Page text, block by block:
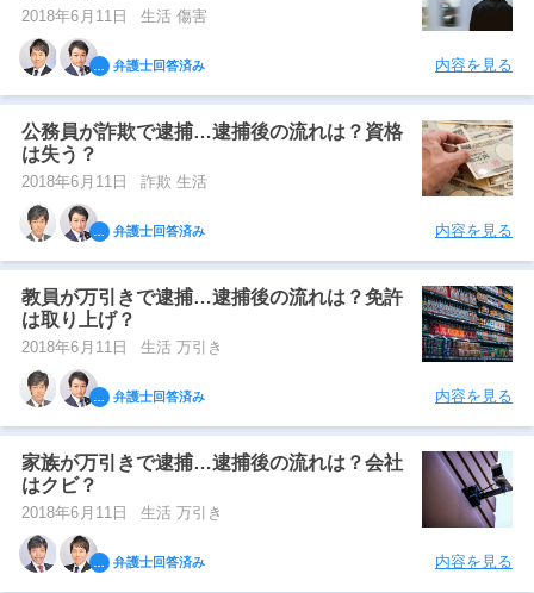
弁護士紹介
弁護士費用
アクセス
解決実績
ご依頼者からのお手紙
無料相談の口コミ評判
2018年6月11日 生活 傷害
弁護士回答済み 内容を見る
公務員が詐欺で逮捕…逮捕後の流れは？資格
は失う？
2018年6月11日 詐欺 生活
弁護士回答済み 内容を見る
教員が万引きで逮捕…逮捕後の流れは？免許
は取り上げ？
2018年6月11日 生活 万引き
弁護士回答済み 内容を見る
家族が万引きで逮捕…逮捕後の流れは？会社
はクビ？
2018年6月11日 生活 万引き
弁護士回答済み 内容を見る